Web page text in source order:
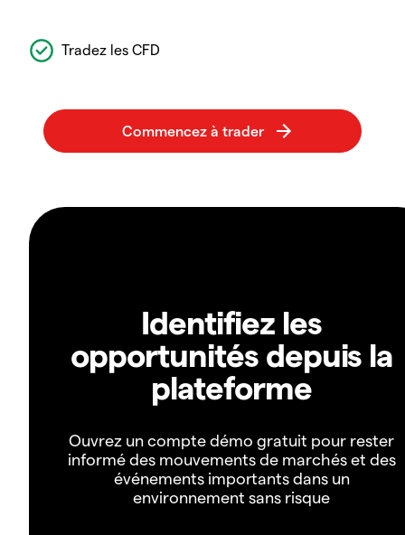
Tradez les CFD
Identifiez les
opportunités depuis la
plateforme
Ouvrez un compte démo gratuit pour rester
informé des mouvements de marchés et des
événements importants dans un
environnement sans risque